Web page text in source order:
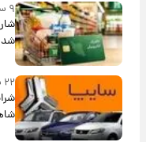
۹ ساعت پیش
شد
۲۲ ساعت پیش